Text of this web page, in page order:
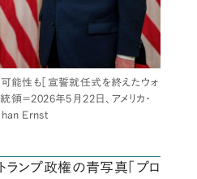
性も［宣誓就任式を終えたウォ
領＝2026年5月22日、アメリカ・
Ernst
ランプ政権の青写真「プロ